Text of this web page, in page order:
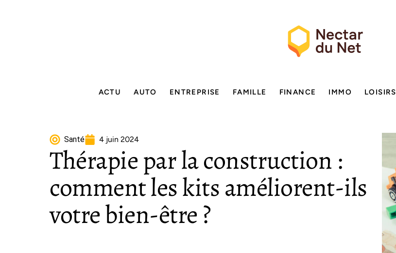
ACTU AUTO ENTREPRISE FAMILLE FINANCE IMMO LOISIRS
Santé 4 juin 2024
Thérapie par la construction :
comment les kits améliorent-ils
votre bien-être ?